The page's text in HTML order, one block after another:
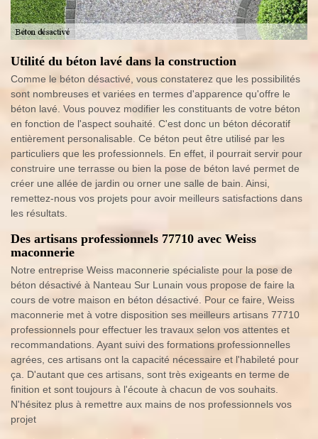
Utilité du béton lavé dans la construction
Comme le béton désactivé, vous constaterez que les possibilités
sont nombreuses et variées en termes d'apparence qu'offre le
béton lavé. Vous pouvez modifier les constituants de votre béton
en fonction de l'aspect souhaité. C'est donc un béton décoratif
entièrement personalisable. Ce béton peut être utilisé par les
particuliers que les professionnels. En effet, il pourrait servir pour
construire une terrasse ou bien la pose de béton lavé permet de
créer une allée de jardin ou orner une salle de bain. Ainsi,
remettez-nous vos projets pour avoir meilleurs satisfactions dans
les résultats.
Des artisans professionnels 77710 avec Weiss
maconnerie
Notre entreprise Weiss maconnerie spécialiste pour la pose de
béton désactivé à Nanteau Sur Lunain vous propose de faire la
cours de votre maison en béton désactivé. Pour ce faire, Weiss
maconnerie met à votre disposition ses meilleurs artisans 77710
professionnels pour effectuer les travaux selon vos attentes et
recommandations. Ayant suivi des formations professionnelles
agrées, ces artisans ont la capacité nécessaire et l'habileté pour
ça. D'autant que ces artisans, sont très exigeants en terme de
finition et sont toujours à l'écoute à chacun de vos souhaits.
N'hésitez plus à remettre aux mains de nos professionnels vos
projet